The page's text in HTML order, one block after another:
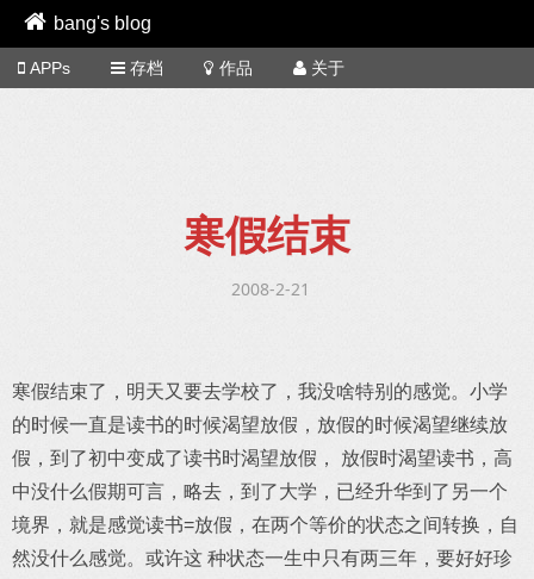
bang's blog
APPs 存档 作品 关于
寒假结束
2008-2-21
寒假结束了，明天又要去学校了，我没啥特别的感觉。小学
的时候一直是读书的时候渴望放假，放假的时候渴望继续放
假，到了初中变成了读书时渴望放假， 放假时渴望读书，高
中没什么假期可言，略去，到了大学，已经升华到了另一个
境界，就是感觉读书=放假，在两个等价的状态之间转换，自
然没什么感觉。或许这 种状态一生中只有两三年，要好好珍